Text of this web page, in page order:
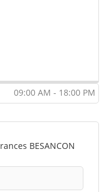
09:00 AM - 18:00 PM
BESANCON